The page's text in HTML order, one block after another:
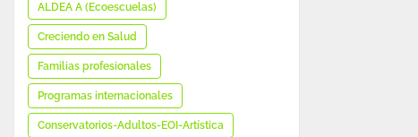
ALDEA A (Ecoescuelas)
Creciendo en Salud
Familias profesionales
Programas internacionales
Conservatorios-Adultos-EOI-Artística